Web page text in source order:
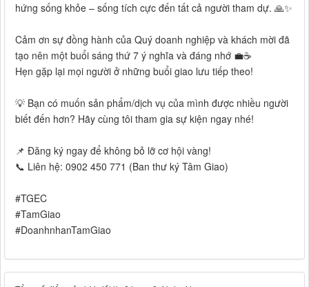
hứng sống khỏe – sống tích cực đến tất cả người tham dự. 🙏✨
Cảm ơn sự đồng hành của Quý doanh nghiệp và khách mời đã
tạo nên một buổi sáng thứ 7 ý nghĩa và đáng nhớ 💼☕️
Hẹn gặp lại mọi người ở những buổi giao lưu tiếp theo!
💡 Bạn có muốn sản phẩm/dịch vụ của mình được nhiều người
biết đến hơn? Hãy cùng tôi tham gia sự kiện ngay nhé!
📌 Đăng ký ngay để không bỏ lỡ cơ hội vàng!
📞 Liên hệ: 0902 450 771 (Ban thư ký Tâm Giao)
#TGEC
#TamGiao
#DoanhnhanTamGiao